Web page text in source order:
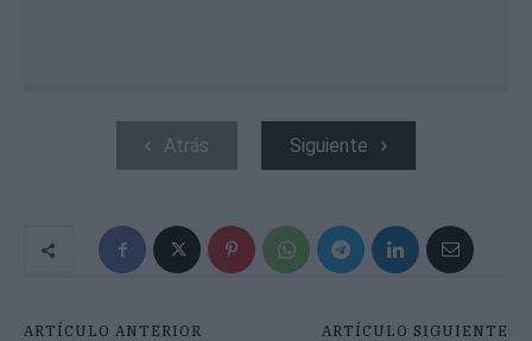
Atrás Siguiente
ARTÍCULO ANTERIOR ARTÍCULO SIGUIENTE